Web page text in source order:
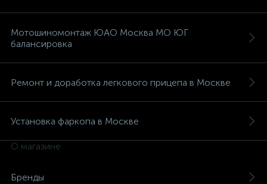
Мотошиномонтаж ЮАО Москва МО ЮГ
балансировка
Ремонт и доработка легкового прицепа в Москве
Установка фаркопа в Москве
О магазине
Бренды